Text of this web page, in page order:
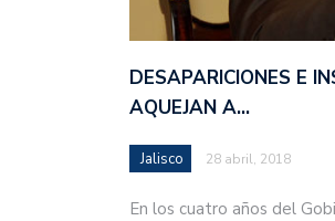
DESAPARICIONES E
AQUEJAN A…
Jalisco 28 abril, 2018
En los cuatro años del